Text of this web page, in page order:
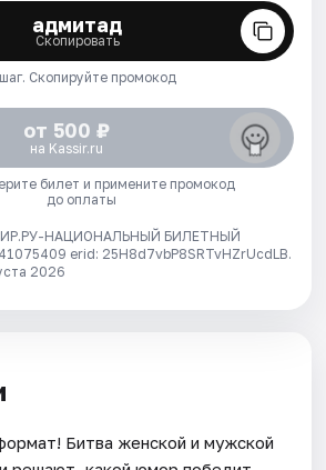
адмитад
Скопировать
Скопируйте промокод
от 500 ₽
на Kassir.ru
билет и примените промокод
до оплаты
НАЦИОНАЛЬНЫЙ БИЛЕТНЫЙ
erid: 25H8d7vbP8SRTvHZrUcdLB.
2026
Битва женской и мужской